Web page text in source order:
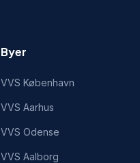
Byer
VVS København
VVS Aarhus
VVS Odense
VVS Aalborg